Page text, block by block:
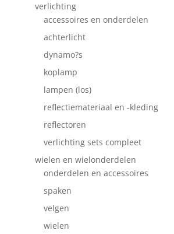
verlichting
accessoires en onderdelen
achterlicht
dynamo?s
koplamp
lampen (los)
reflectiemateriaal en -kleding
reflectoren
verlichting sets compleet
wielen en wielonderdelen
onderdelen en accessoires
spaken
velgen
wielen